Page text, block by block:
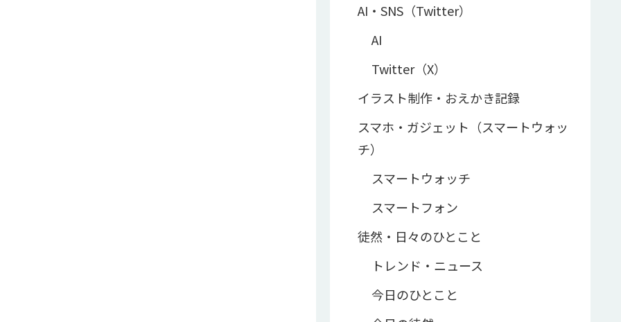
AI・SNS（Twitter）
AI
Twitter（X）
イラスト制作・おえかき記録
スマホ・ガジェット（スマートウォッ
チ）
スマートウォッチ
スマートフォン
徒然・日々のひとこと
トレンド・ニュース
今日のひとこと